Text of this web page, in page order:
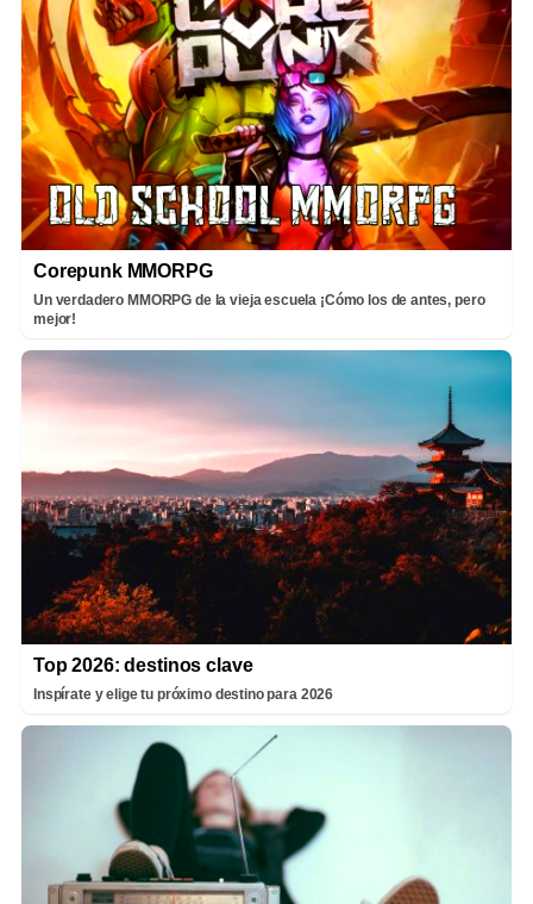
Corepunk MMORPG
Un verdadero MMORPG de la vieja escuela ¡Cómo los de antes, pero
mejor!
Top 2026: destinos clave
Inspírate y elige tu próximo destino para 2026